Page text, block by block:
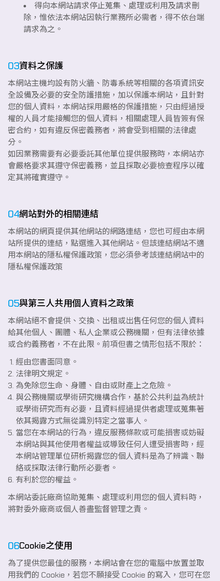
得向本網站請求停止蒐集、處理或利用及請求刪
除，惟依法本網站因執行業務所必需者，得不依台端
請求為之。
03資料之保護
本網站主機均設有防火牆、防毒系統等相關的各項資訊安
全設備及必要的安全防護措施，加以保護本網站，且針對
您的個人資料，本網站採用嚴格的保護措施，只由經過授
權的人員才能接觸您的個人資料，相關處理人員皆簽有保
密合約，如有違反保密義務者，將會受到相關的法律處
分。
如因業務需要有必要委託其他單位提供服務時，本網站亦
會嚴格要求其遵守保密義務，並且採取必要檢查程序以確
定其將確實遵守。
04網站對外的相關連結
本網站的網頁提供其他網站的網路連結，您也可經由本網
站所提供的連結，點選進入其他網站。但該連結網站不適
用本網站的隱私權保護政策，您必須參考該連結網站中的
隱私權保護政策
05與第三人共用個人資料之政策
本網站絕不會提供、交換、出租或出售任何您的個人資料
給其他個人、團體、私人企業或公務機關，但有法律依據
或合約義務者，不在此限。前項但書之情形包括不限於：
經由您書面同意。
法律明文規定。
為免除您生命、身體、自由或財產上之危險。
與公務機關或學術研究機構合作，基於公共利益為統計
或學術研究而有必要，且資料經過提供者處理或蒐集著
依其揭露方式無從識別特定之當事人。
當您在本網站的行為，違反服務條款或可能損害或妨礙
本網站與其他使用者權益或導致任何人遭受損害時，經
本網站管理單位研析揭露您的個人資料是為了辨識、聯
絡或採取法律行動所必要者。
有利於您的權益。
本網站委託廠商協助蒐集、處理或利用您的個人資料時，
將對委外廠商或個人善盡監督管理之責。
06Cookie之使用
為了提供您最佳的服務，本網站會在您的電腦中放置並取
用我們的 Cookie，若您不願接受 Cookie 的寫入，您可在您